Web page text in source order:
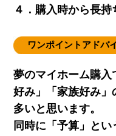
４．購入時から長持
ワンポイントアドバ
夢のマイホーム購
好み」「家族好み
多いと思います。
同時に「予算」と